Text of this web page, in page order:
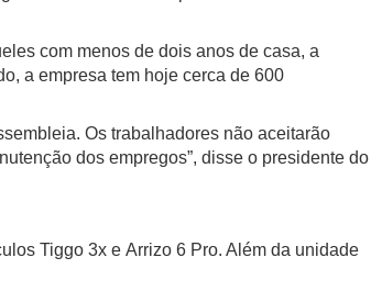
com menos de dois anos de casa, a
a empresa tem hoje cerca de 600
Os trabalhadores não aceitarão
dos empregos”, disse o presidente do
Tiggo 3x e Arrizo 6 Pro. Além da unidade